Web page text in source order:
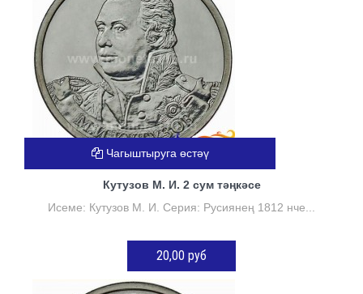
Кутузов М. И. 2 сум тәңкәсе
Исеме: Кутузов М. И. Серия: Русиянең 1812 нче...
20,00 руб
КӘРҖИНГӘ ӨСТӘҮ
Чагыштыруга өстәү